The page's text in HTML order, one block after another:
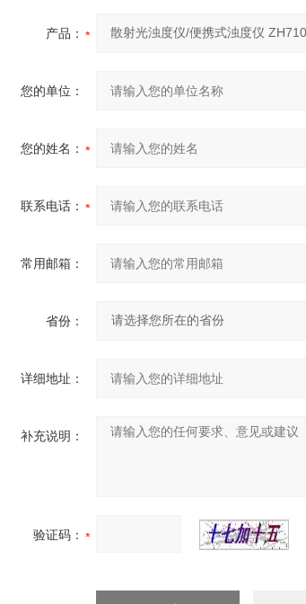
产品：
您的单位：
您的姓名：
联系电话：
常用邮箱：
省份：
详细地址：
补充说明：
验证码：